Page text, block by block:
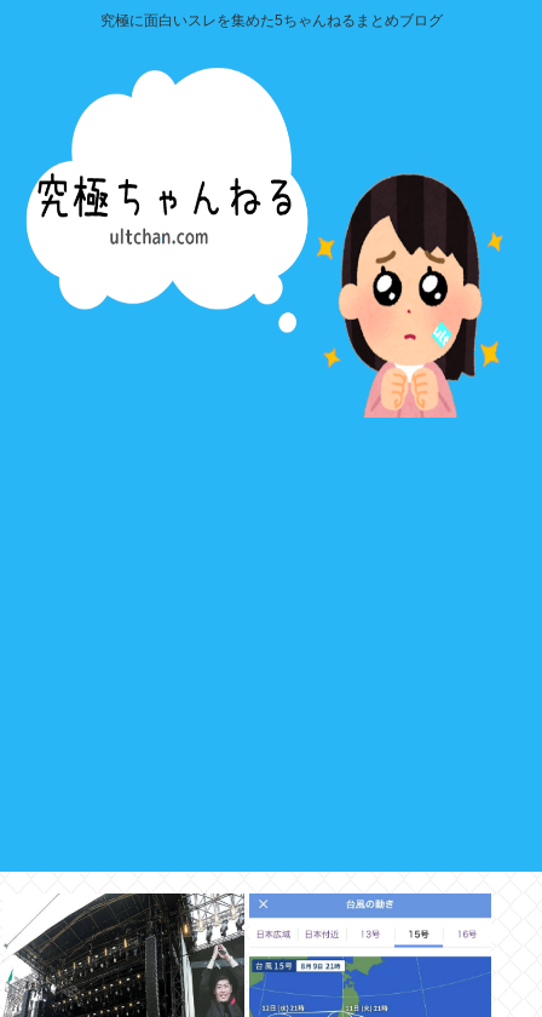
究極に面白いスレを集めた5ちゃんねるまとめブログ